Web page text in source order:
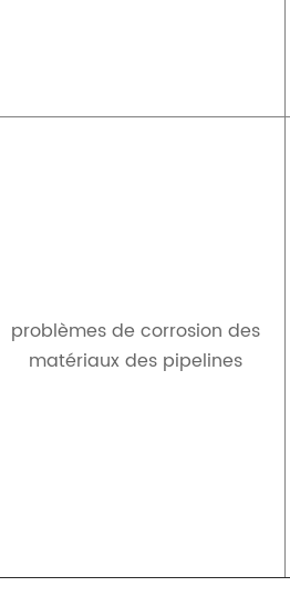
problèmes de corrosion des
matériaux des pipelines